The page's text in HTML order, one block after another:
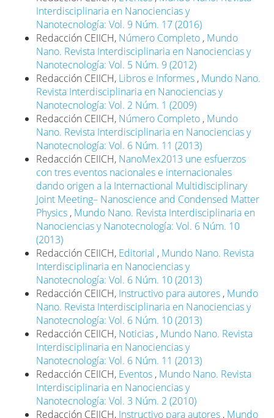
Interdisciplinaria en Nanociencias y
Nanotecnología: Vol. 9 Núm. 17 (2016)
Redacción CEIICH, Número Completo , Mundo
Nano. Revista Interdisciplinaria en Nanociencias y
Nanotecnología: Vol. 5 Núm. 9 (2012)
Redacción CEIICH, Libros e Informes , Mundo Nano.
Revista Interdisciplinaria en Nanociencias y
Nanotecnología: Vol. 2 Núm. 1 (2009)
Redacción CEIICH, Número Completo , Mundo
Nano. Revista Interdisciplinaria en Nanociencias y
Nanotecnología: Vol. 6 Núm. 11 (2013)
Redacción CEIICH, NanoMex2013 une esfuerzos
con tres eventos nacionales e internacionales
dando origen a la Internactional Multidisciplinary
Joint Meeting– Nanoscience and Condensed Matter
Physics , Mundo Nano. Revista Interdisciplinaria en
Nanociencias y Nanotecnología: Vol. 6 Núm. 10
(2013)
Redacción CEIICH, Editorial , Mundo Nano. Revista
Interdisciplinaria en Nanociencias y
Nanotecnología: Vol. 6 Núm. 10 (2013)
Redacción CEIICH, Instructivo para autores , Mundo
Nano. Revista Interdisciplinaria en Nanociencias y
Nanotecnología: Vol. 6 Núm. 10 (2013)
Redacción CEIICH, Noticias , Mundo Nano. Revista
Interdisciplinaria en Nanociencias y
Nanotecnología: Vol. 6 Núm. 11 (2013)
Redacción CEIICH, Eventos , Mundo Nano. Revista
Interdisciplinaria en Nanociencias y
Nanotecnología: Vol. 3 Núm. 2 (2010)
Redacción CEIICH, Instructivo para autores , Mundo